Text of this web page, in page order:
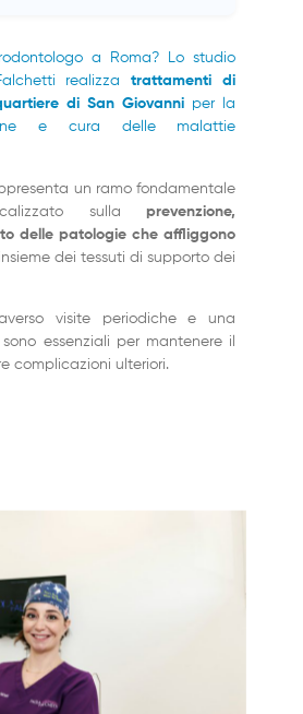
a Roma? Lo studio
realizzatrattamenti di
di San Giovanni per la
e cura delle malattie
un ramo fondamentale
sullaprevenzione,
delle patologie che affliggono
dei tessuti di supporto dei
visite periodiche e una
sono essenziali per mantenere il
complicazioni ulteriori.